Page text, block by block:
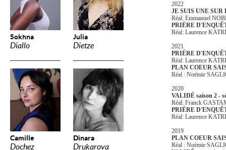
Sokhna
Diallo
Julia
Dietze
Camille
Dochez
Dinara
Drukarova
2022
JE SUIS UNE SUR
Réal: Emmanuel
PRIÈRE
Réal: Laurence
2021
PRIÈRE
Réal: Laurence
PLAN COEUR
Réal : Noémie
2020
VALIDÉ saison 2 -
Réal: Franck
PRIÈRE
Réal: Laurence
2019
PLAN COEUR
Réal : Noémie